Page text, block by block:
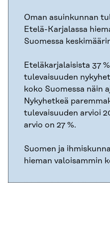
Oman asuinkunnan
Etelä-Karjalassa
Suomessa
Eteläkarjalaisista 37
tulevaisuuden
koko Suomessa näin
Nykyhetkeä
tulevaisuuden arvioi
arvio on 27 %.
Suomen ja
hieman valoisammin